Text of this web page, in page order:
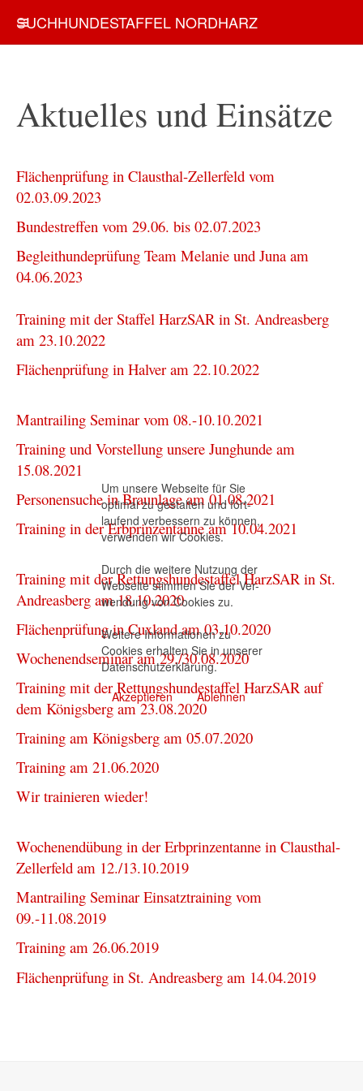
SUCHHUNDESTAFFEL NORDHARZ
Aktuelles und Einsätze
Flächenprüfung in Clausthal-Zellerfeld vom
02.03.09.2023
Bundestreffen vom 29.06. bis 02.07.2023
Begleithundeprüfung Team Melanie und Juna am
04.06.2023
Training mit der Staffel HarzSAR in St. Andreasberg
am 23.10.2022
Flächenprüfung in Halver am 22.10.2022
Mantrailing Seminar vom 08.-10.10.2021
Training und Vorstellung unsere Junghunde am
15.08.2021
Personensuche in Braunlage am 01.08.2021
Training in der Erbprinzentanne am 10.04.2021
Training mit der Rettungshundestaffel HarzSAR in St.
Andreasberg am 18.10.2020
Flächenprüfung in Cuxland am 03.10.2020
Wochenendseminar am 29./30.08.2020
Training mit der Rettungshundestaffel HarzSAR auf
dem Königsberg am 23.08.2020
Training am Königsberg am 05.07.2020
Training am 21.06.2020
Wir trainieren wieder!
Wochenendübung in der Erbprinzentanne in Clausthal-
Zellerfeld am 12./13.10.2019
Mantrailing Seminar Einsatztraining vom
09.-11.08.2019
Training am 26.06.2019
Flächenprüfung in St. Andreasberg am 14.04.2019
Um unsere Webseite für Sie
optimal zu gestalten und fort-
laufend verbessern zu können,
verwenden wir Cookies.
Durch die weitere Nutzung der
Webseite stimmen Sie der Ver-
wendung von Cookies zu.
Weitere Informationen zu
Cookies erhalten Sie in unserer
Datenschutzerklärung.
Akzeptieren
Ablehnen